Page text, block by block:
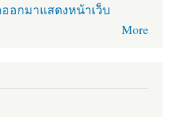
อกมาแสดงหน้าเว็บ
More